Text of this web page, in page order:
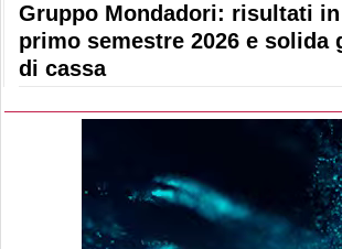
Gruppo Mondadori: risultati in
primo semestre 2026 e solida
di cassa